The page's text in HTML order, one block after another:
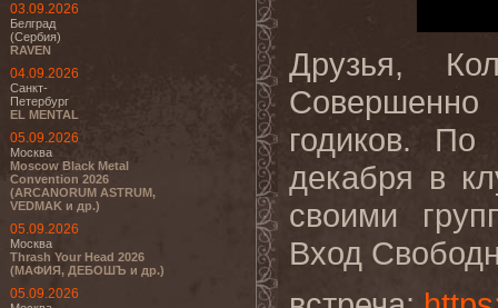
03.09.2026
Белград
(Сербия)
RAVEN
04.09.2026
Санкт-
Петербург
EL MENTAL
05.09.2026
Москва
Moscow Black Metal
Convention 2026
(ARCANORUM ASTRUM,
VEDMAK и др.)
05.09.2026
Москва
Thrash Your Head 2026
(МАФИЯ, ДЕБОШЪ и др.)
05.09.2026
Друзья,
Совершенно
годиков.
декабря в
своими
Вход